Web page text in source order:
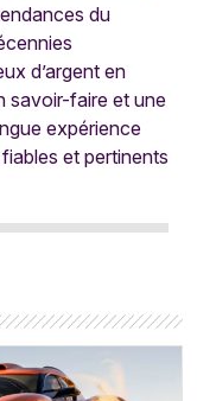
du
d’argent en
savoir-faire et une
expérience
et pertinents